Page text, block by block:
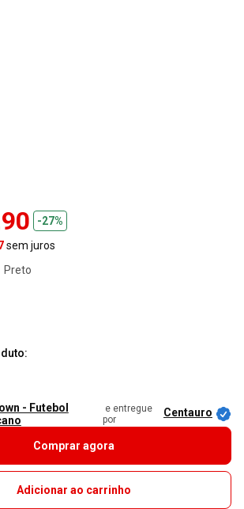
-27%
sem juros
preto
- Futebol
e entregue
por
Centauro
Comprar agora
Adicionar ao carrinho